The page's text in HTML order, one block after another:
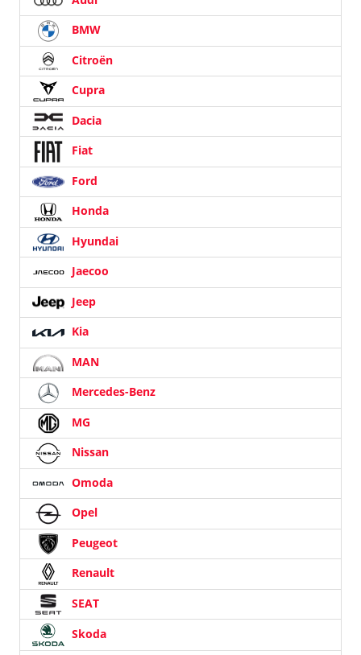
BMW
Citroën
Cupra
Dacia
Fiat
Ford
Honda
Hyundai
Jaecoo
Jeep
Kia
MAN
Mercedes-Benz
MG
Nissan
Omoda
Opel
Peugeot
Renault
SEAT
Skoda